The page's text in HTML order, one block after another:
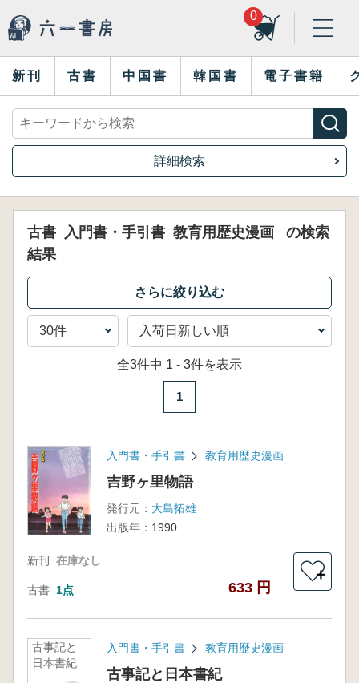
0
新刊 古書 中国書 韓国書 電子書籍
詳細検索
古書 入門書・手引書 教育用歴史漫画
の検索
結果
全3件中 1 - 3件を表示
1
入門書・手引書 教育用歴史漫画
吉野ヶ里物語
発行元： 大島拓雄
出版年： 1990
新刊 在庫なし
古書 1点 633 円
＋
古事記と
日本書紀
入門書・手引書 教育用歴史漫画
古事記と日本書紀